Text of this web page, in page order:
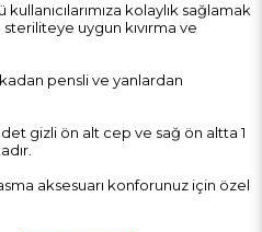
kolaylık sağlamak
steriliteye uygun kıvırma ve
pensli ve yanlardan
gizli ön alt cep ve sağ ön altta 1
aksesuarı konforunuz için özel